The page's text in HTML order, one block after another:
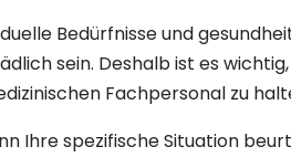
Bedürfnisse und
sein. Deshalb ist es
Fachpersonal zu
Ihre spezifische Situation